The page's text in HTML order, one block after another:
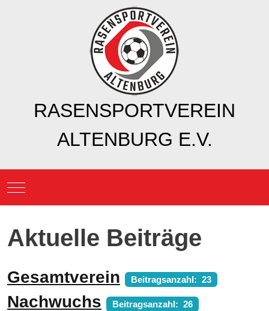
RASENSPORTVEREIN
ALTENBURG E.V.
Mobile Menu Toggle
Aktuelle Beiträge
Gesamtverein Beitragsanzahl: 23
Nachwuchs Beitragsanzahl: 26